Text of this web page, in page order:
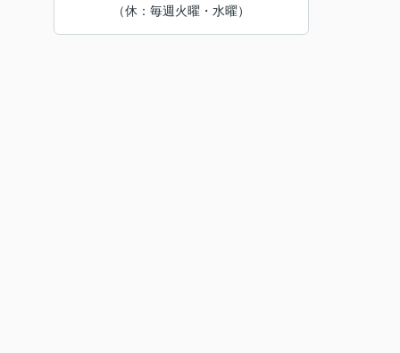
（休：毎週火曜・水曜）